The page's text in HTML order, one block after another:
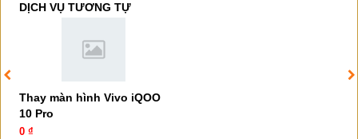
DỊCH VỤ TƯƠNG TỰ
Thay màn hình Vivo iQOO
10 Pro
0 ₫